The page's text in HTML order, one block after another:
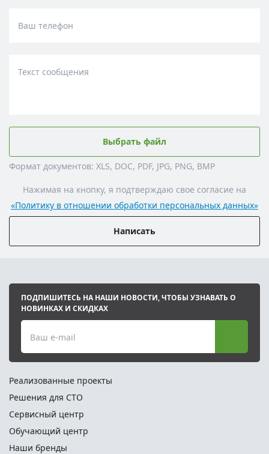
Ваш телефон
Текст сообщения
Выбрать файл
Формат документов: XLS, DOC, PDF, JPG, PNG, BMP
Нажимая на кнопку, я подтверждаю свое согласие на
«Политику в отношении обработки персональных данных»
Написать
ПОДПИШИТЕСЬ НА НАШИ НОВОСТИ, ЧТОБЫ УЗНАВАТЬ О
НОВИНКАХ И СКИДКАХ
Ваш e-mail
Реализованные проекты
Решения для СТО
Сервисный центр
Обучающий центр
Наши бренды